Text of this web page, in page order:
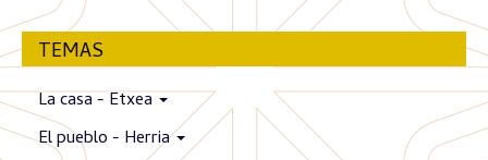
TEMAS
La casa - Etxea
El pueblo - Herria